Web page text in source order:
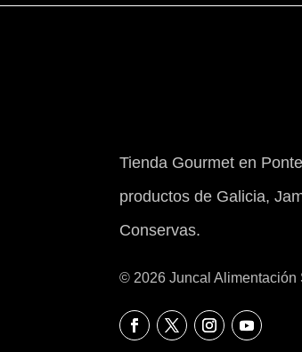
Tienda Gourmet en
productos de Galicia,
Conservas.
© 2026 Juncal Alimentación